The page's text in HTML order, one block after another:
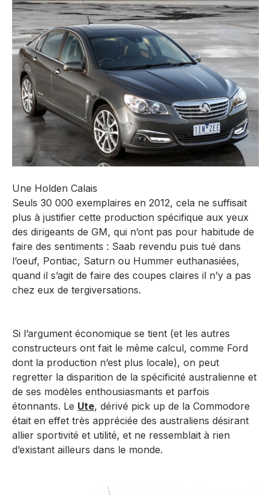
Une Holden Calais
Seuls 30 000 exemplaires en 2012, cela ne suffisait
plus à justifier cette production spécifique aux yeux
des dirigeants de GM, qui n’ont pas pour habitude de
faire des sentiments : Saab revendu puis tué dans
l’oeuf, Pontiac, Saturn ou Hummer euthanasiées,
quand il s’agit de faire des coupes claires il n’y a pas
chez eux de tergiversations.
Si l’argument économique se tient (et les autres
constructeurs ont fait le même calcul, comme Ford
dont la production n’est plus locale), on peut
regretter la disparition de la spécificité australienne et
de ses modèles enthousiasmants et parfois
étonnants. Le Ute, dérivé pick up de la Commodore
était en effet très appréciée des australiens désirant
allier sportivité et utilité, et ne ressemblait à rien
d’existant ailleurs dans le monde.